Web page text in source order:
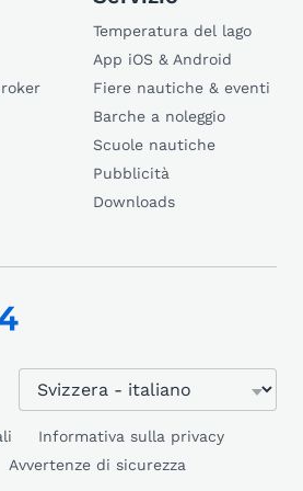
Temperatura del lago
App iOS & Android
Fiere nautiche & eventi
Barche a noleggio
Scuole nautiche
Pubblicità
Downloads
Informativa sulla privacy
Avvertenze di sicurezza